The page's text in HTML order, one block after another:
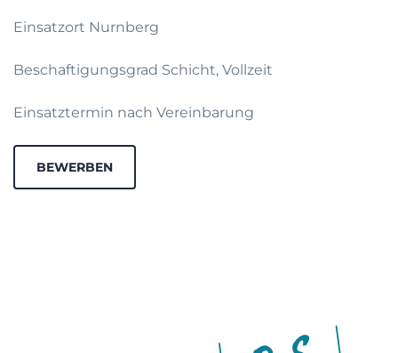
Einsatzort Nurnberg
Beschaftigungsgrad Schicht, Vollzeit
Einsatztermin nach Vereinbarung
BEWERBEN